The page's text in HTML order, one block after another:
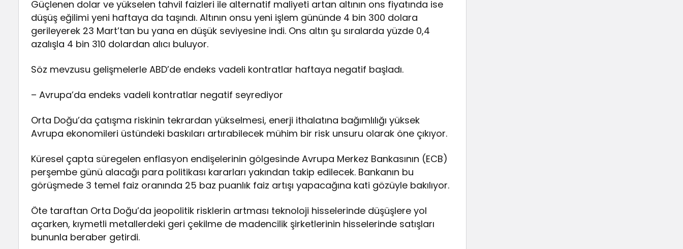
Güçlenen dolar ve yükselen tahvil faizleri ile alternatif maliyeti artan altının ons fiyatında ise
düşüş eğilimi yeni haftaya da taşındı. Altının onsu yeni işlem gününde 4 bin 300 dolara
gerileyerek 23 Mart’tan bu yana en düşük seviyesine indi. Ons altın şu sıralarda yüzde 0,4
azalışla 4 bin 310 dolardan alıcı buluyor.
Söz mevzusu gelişmelerle ABD’de endeks vadeli kontratlar haftaya negatif başladı.
– Avrupa’da endeks vadeli kontratlar negatif seyrediyor
Orta Doğu’da çatışma riskinin tekrardan yükselmesi, enerji ithalatına bağımlılığı yüksek
Avrupa ekonomileri üstündeki baskıları artırabilecek mühim bir risk unsuru olarak öne çıkıyor.
Küresel çapta süregelen enflasyon endişelerinin gölgesinde Avrupa Merkez Bankasının (ECB)
perşembe günü alacağı para politikası kararları yakından takip edilecek. Bankanın bu
görüşmede 3 temel faiz oranında 25 baz puanlık faiz artışı yapacağına kati gözüyle bakılıyor.
Öte taraftan Orta Doğu’da jeopolitik risklerin artması teknoloji hisselerinde düşüşlere yol
açarken, kıymetli metallerdeki geri çekilme de madencilik şirketlerinin hisselerinde satışları
bununla beraber getirdi.